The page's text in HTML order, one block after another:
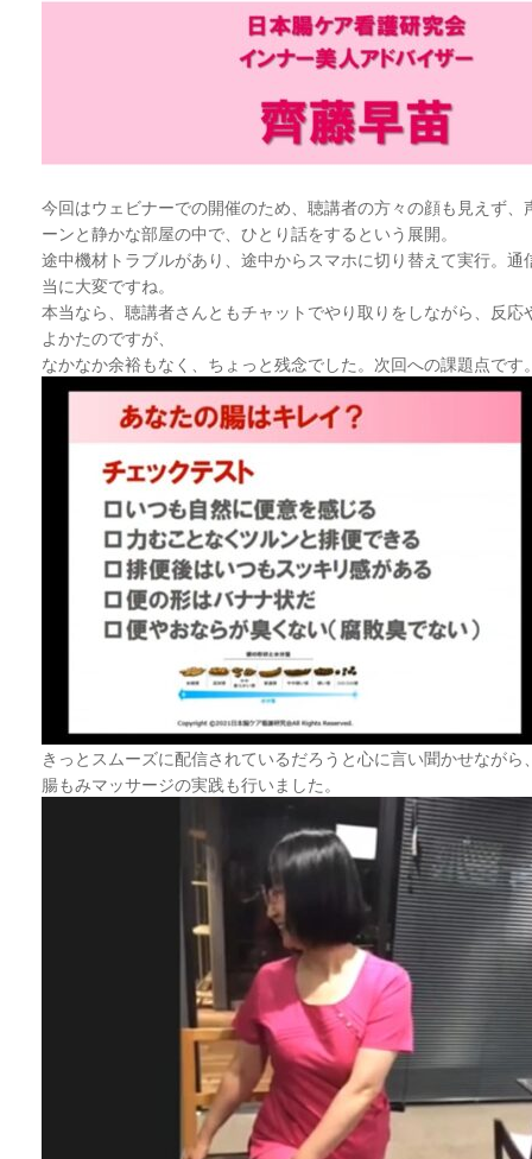
今回はウェビナーでの開催のため、聴講者の方々の顔も見えず、
ーンと静かな部屋の中で、ひとり話をするという展開。
途中機材トラブルがあり、途中からスマホに切り替えて実行。通
当に大変ですね。
本当なら、聴講者さんともチャットでやり取りをしながら、反応
よかたのですが、
なかなか余裕もなく、ちょっと残念でした。次回への課題点です
きっとスムーズに配信されているだろうと心に言い聞かせながら
腸もみマッサージの実践も行いました。